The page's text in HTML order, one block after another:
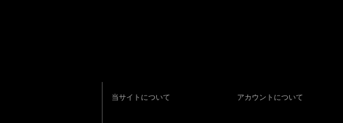
当サイトについて アカウントについて